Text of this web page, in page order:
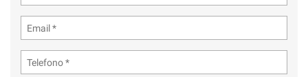
momento.